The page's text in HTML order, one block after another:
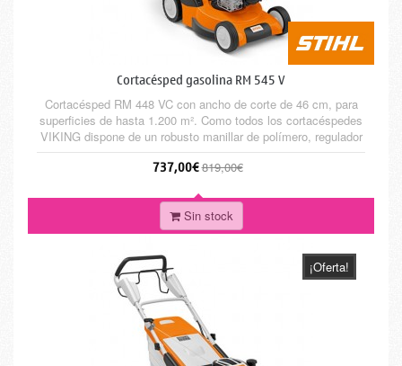
Cortacésped gasolina RM 545 V
Cortacésped RM 448 VC con ancho de corte de 46 cm, para
superficies de hasta 1.200 m². Como todos los cortacéspedes
VIKING dispone de un robusto manillar de polímero, regulador
de altura central y recogedor con capacidad hasta 55 litros e
indicador de llenado. Con tracción Vario.
737,00€819,00€
Sin stock
¡Oferta!